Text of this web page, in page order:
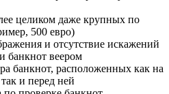
целиком даже крупных по
500 евро)
и отсутствие искажений
банкнот веером
банкнот, расположенных как на
и перед ней